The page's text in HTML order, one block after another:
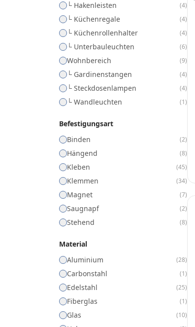
└ Hakenleisten (4)
└ Küchenregale (4)
└ Küchenrollenhalter (4)
└ Unterbauleuchten (6)
Wohnbereich (9)
└ Gardinenstangen (4)
└ Steckdosenlampen (4)
└ Wandleuchten (1)
Befestigungsart
Binden
(2)
Hängend (8)
Kleben (45)
Klemmen (34)
Magnet (7)
Saugnapf (2)
Stehend (8)
Material
Aluminium
(28)
Carbonstahl (1)
Edelstahl (25)
Fiberglas (1)
Glas (10)